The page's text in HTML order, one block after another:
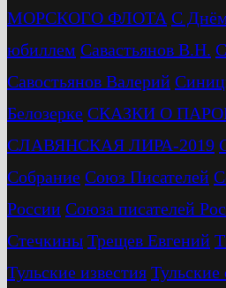
МОРСКОГО ФЛОТА С
юбиллем Савастьянов В.Н.
Савостьянов Валерий
Белозерке СКАЗКИ О
СЛАВЯНСКАЯ ЛИРА-2019
Собрание Союз Писателей
России Союза писателей
Стечкины Трещев Евгений
Тульские известия Тульские